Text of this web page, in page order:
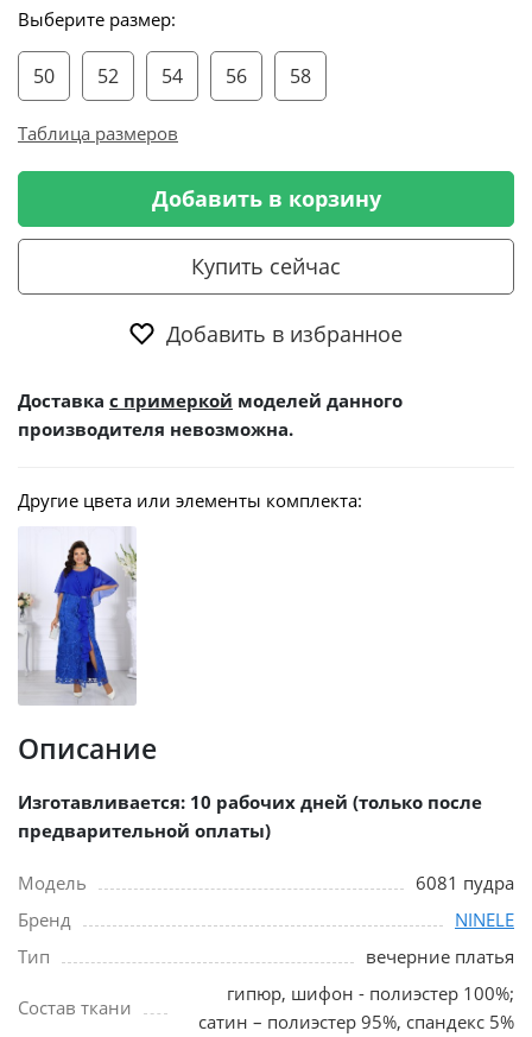
Выберите размер:
50 52 54 56 58
Таблица размеров
Добавить в корзину
Купить сейчас
Добавить в избранное
Доставка с примеркой моделей данного
производителя невозможна.
Другие цвета или элементы комплекта:
Описание
Изготавливается: 10 рабочих дней (только после
предварительной оплаты)
Модель
6081 пудра
Бренд
NINELE
Тип
вечерние платья
Состав ткани
гипюр, шифон - полиэстер 100%;
сатин – полиэстер 95%, спандекс 5%